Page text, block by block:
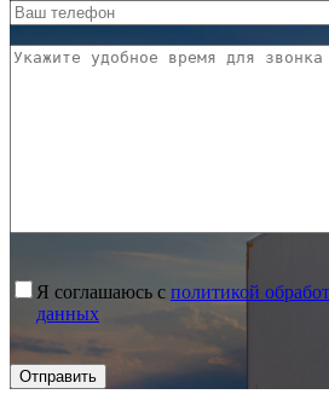
Я соглашаюсь с политикой
данных